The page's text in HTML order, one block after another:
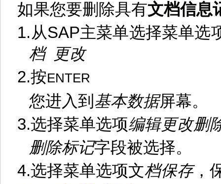
如果您要删除具有文档信息
1.从SAP主菜单选择菜单选
档
更改
2.按ENTER
您进入到 基本数据屏幕。
3.选择菜单选项编辑更改删
删除标记字段被选择。
4.选择菜单选项文档保存，